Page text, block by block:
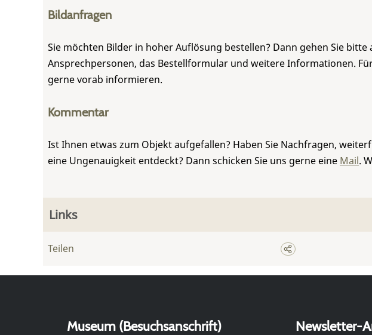
Bildanfragen
Sie möchten Bilder in hoher Auflösung bestellen? Dann gehen Sie bitte
Ansprechpersonen, das Bestellformular und weitere Informationen.
gerne vorab informieren.
Kommentar
Ist Ihnen etwas zum Objekt aufgefallen? Haben Sie Nachfragen,
eine Ungenauigkeit entdeckt? Dann schicken Sie uns gerne eine Mail.
Links
Teilen
Museum (Besuchsanschrift) Newsletter-